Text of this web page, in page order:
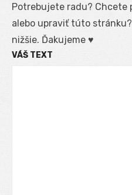
Potrebujete radu? Chcete
alebo upraviť túto
nižšie. Ďakujeme ♥
VÁŠ TEXT